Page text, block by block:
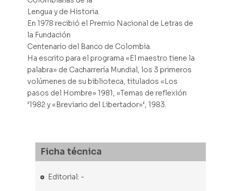
Lengua y de Historia.
En 1978 recibió el Premio Nacional de Letras de
la Fundación
Centenario del Banco de Colombia.
Ha escrito para el programa «El maestro tiene la
palabra» de Cacharrería Mundial, los 3 primeros
volúmenes de su biblioteca, titulados «Los
pasos del Hombre» 1981, «Temas de reflexión
‘1982 y «Breviario del Libertador»‘, 1983.
Ficha técnica
Editorial: -